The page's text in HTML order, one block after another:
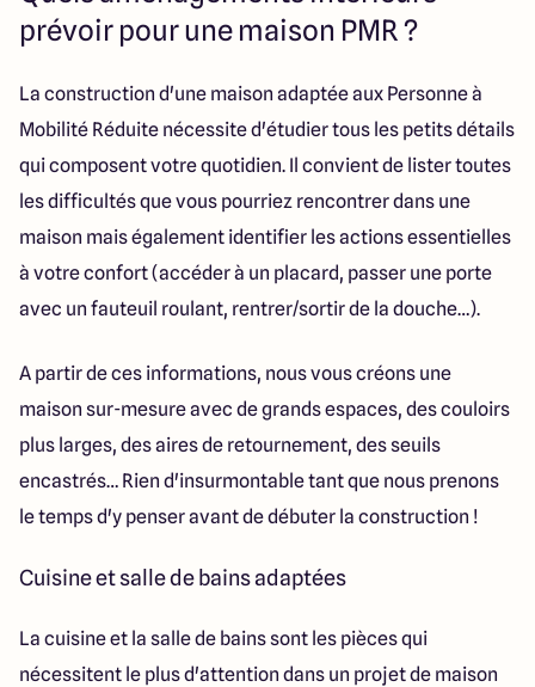
prévoir pour une maison PMR ?
La construction d'une maison adaptée aux Personne à
Mobilité Réduite nécessite d'étudier tous les petits détails
qui composent votre quotidien. Il convient de lister toutes
les difficultés que vous pourriez rencontrer dans une
maison mais également identifier les actions essentielles
à votre confort (accéder à un placard, passer une porte
avec un fauteuil roulant, rentrer/sortir de la douche…).
A partir de ces informations, nous vous créons une
maison sur-mesure avec de grands espaces, des couloirs
plus larges, des aires de retournement, des seuils
encastrés… Rien d'insurmontable tant que nous prenons
le temps d'y penser avant de débuter la construction !
Cuisine et salle de bains adaptées
La cuisine et la salle de bains sont les pièces qui
nécessitent le plus d'attention dans un projet de maison